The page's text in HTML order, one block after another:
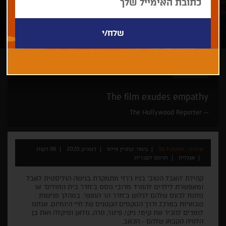
The film exudes empathy
The Hollywood Reporter
ארכיון - פסטיבל 36 בימוי: קתרין פילפ דנמרק 2020
88 דקות
אנגלית
תרגום לעברית
קהילת 'האבל הטוב' בניו ג'רזי מתמקדת בגישה הוליסטית לאבל
ומאפשרת לילדים להפרד מדובי גוסס ב'חדר בית החולים' או
נותנת לכעס שלהם לגלוש ב'חדר הר הגעש'. במהלך פגישות
שבועיות במרכז, ודרך הטקסים הקטנים של חיי היומיום, אנחנו
לומדים להכיר את קימי, ניקי, פיטר, נורה, נולאן ומיקלה ואת בן
הלוויה הקבוע שלהם - הכאב.